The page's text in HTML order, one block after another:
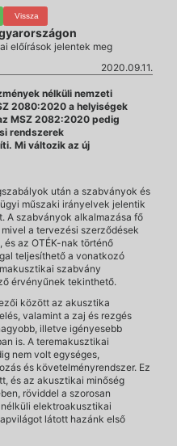
Vissza
előírások jelentek meg
2020.09.11.
nélküli nemzeti
2080:2020 a helyiségek
MSZ 2082:2020 pedig
rendszerek
Mi változik az új
után a szabványok és
műszaki irányelvek jelentik
A szabványok alkalmazása fő
a tervezési szerződések
az OTÉK-nak történő
teljesíthető a vonatkozó
szabvány
érvényűnek tekinthető.
között az akusztika
valamint a zaj és rezgés
illetve igényesebb
is. A teremakusztikai
nem volt egységes,
és követelményrendszer. Ez
és az akusztikai minőség
röviddel a szorosan
elektroakusztikai
látott hazánk első